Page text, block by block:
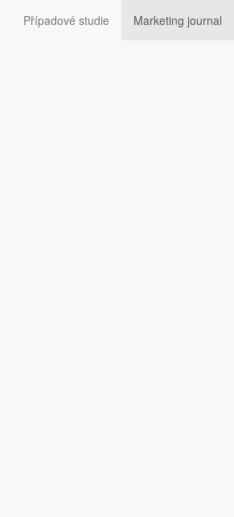
Případové studie
Marketing journal